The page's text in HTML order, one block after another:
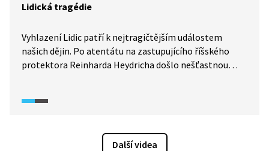
Lidická tragédie
Vyhlazení Lidic patří k nejtragičtějším událostem
našich dějin. Po atentátu na zastupujícího říšského
protektora Reinharda Heydricha došlo nešťastnou
právními otázkami vyhlazení obce a otázkou viny.
a dětí. Ukázka pochází z diskusního pořadu Historie.cs
Další videa